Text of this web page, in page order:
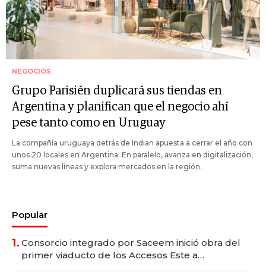
NEGOCIOS
Grupo Parisién duplicará sus tiendas en
Argentina y planifican que el negocio ahí
pese tanto como en Uruguay
La compañía uruguaya detrás de Indian apuesta a cerrar el año con
unos 20 locales en Argentina. En paralelo, avanza en digitalización,
suma nuevas líneas y explora mercados en la región.
Popular
1. Consorcio integrado por Saceem inició obra del
primer viaducto de los Accesos Este a